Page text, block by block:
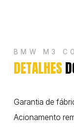
BMW M3
DETALHES
Garantia de
Acionamento